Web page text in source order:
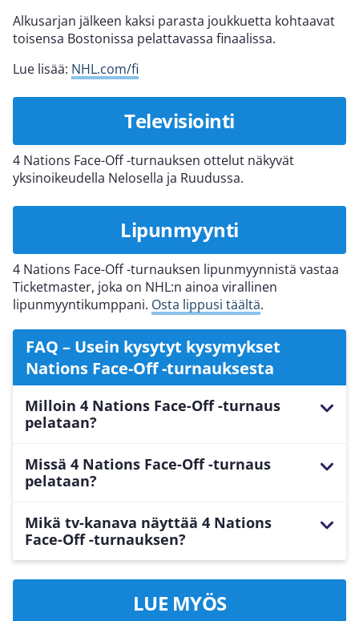
Alkusarjan jälkeen kaksi parasta joukkuetta kohtaavat
toisensa Bostonissa pelattavassa finaalissa.
Lue lisää: NHL.com/fi
Televisiointi
4 Nations Face-Off -turnauksen ottelut näkyvät
yksinoikeudella Nelosella ja Ruudussa.
Lipunmyynti
4 Nations Face-Off -turnauksen lipunmyynnistä vastaa
Ticketmaster, joka on NHL:n ainoa virallinen
lipunmyyntikumppani. Osta lippusi täältä.
FAQ – Usein kysytyt kysymykset
Nations Face-Off -turnauksesta
Milloin 4 Nations Face-Off -turnaus
pelataan?
Off, järjestetään Montrealissa ja Bostonissa
13.-21.2.2025.
Missä 4 Nations Face-Off -turnaus
pelataan?
Off, pelataan Montrealissa Bell Centressä ja
Bostonissa TD Gardenissa.
Mikä tv-kanava näyttää 4 Nations
Face-Off -turnauksen?
yksinoikeudella Nelosella ja Ruudussa.
LUE MYÖS